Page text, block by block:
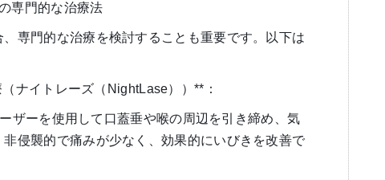
専門的な治療法
専門的な治療を検討することも重要です。以下は
ナイトレーズ（NightLase））**：
ザーを使用して口蓋垂や喉の周辺を引き締め、気
侵襲的で痛みが少なく、効果的にいびきを改善で